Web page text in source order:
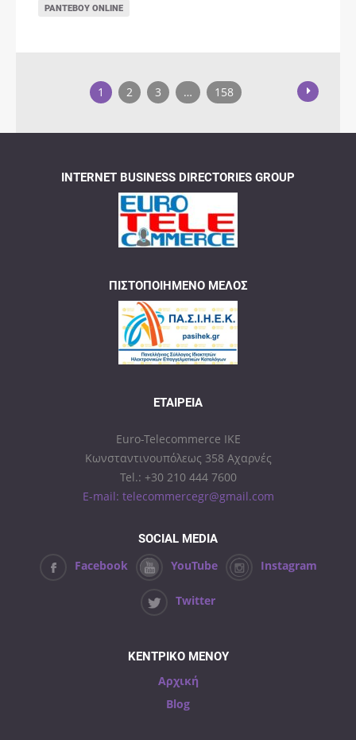
ΡΑΝΤΕΒΟΎ ONLINE
1 2 3 … 158
INTERNET BUSINESS DIRECTORIES GROUP
ΠΙΣΤΟΠΟΙΗΜΈΝΟ ΜΈΛΟΣ
ΕΤΑΙΡΕΊΑ
Euro-Telecommerce IKE
Κωνσταντινουπόλεως 358 Αχαρνές
Tel.: +30 210 444 7600
E-mail: telecommercegr@gmail.com
SOCIAL MEDIA
Facebook YouTube Instagram
Twitter
ΚΕΝΤΡΙΚΟ ΜΕΝΟΥ
Αρχική
Blog